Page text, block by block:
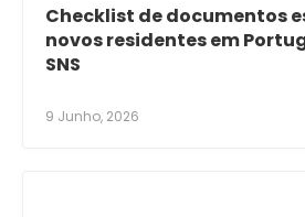
Checklist de documentos
novos residentes em
SNS
9 Junho, 2026